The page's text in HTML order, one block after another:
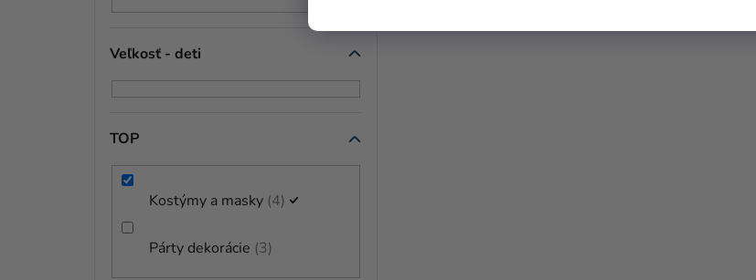
Veľkosť - deti
TOP
Kostýmy a masky 4
Párty dekorácie 3